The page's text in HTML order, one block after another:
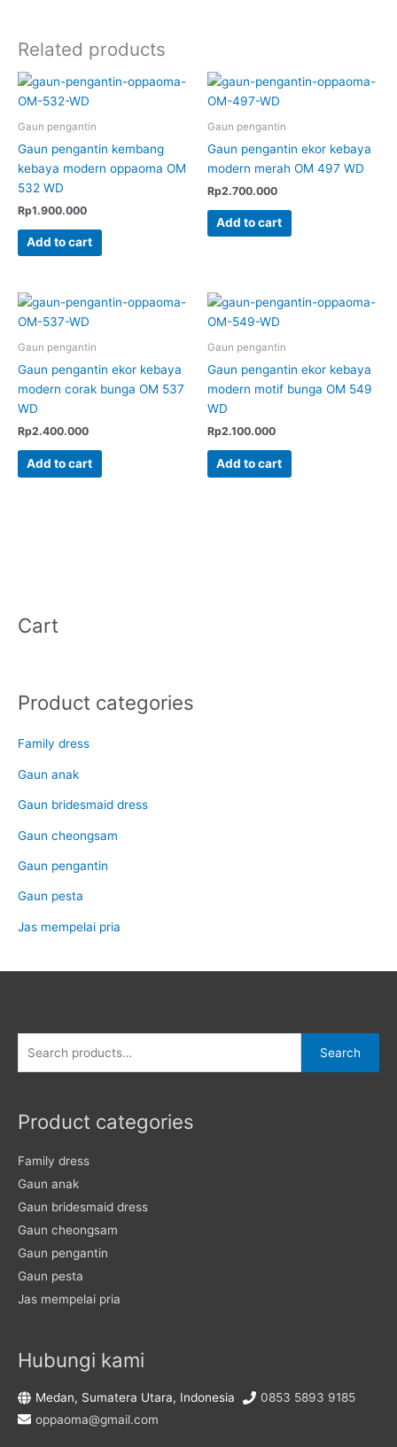
Related products
Gaun pengantin
Gaun pengantin kembang
kebaya modern oppaoma OM
532 WD
Rp1.900.000
Add to cart
Gaun pengantin
Gaun pengantin ekor kebaya
modern merah OM 497 WD
Rp2.700.000
Add to cart
Gaun pengantin
Gaun pengantin ekor kebaya
modern corak bunga OM 537
WD
Rp2.400.000
Add to cart
Gaun pengantin
Gaun pengantin ekor kebaya
modern motif bunga OM 549
WD
Rp2.100.000
Add to cart
Cart
Product categories
Family dress
Gaun anak
Gaun bridesmaid dress
Gaun cheongsam
Gaun pengantin
Gaun pesta
Jas mempelai pria
for:
Search
Product categories
Family dress
Gaun anak
Gaun bridesmaid dress
Gaun cheongsam
Gaun pengantin
Gaun pesta
Jas mempelai pria
Hubungi kami
Medan, Sumatera Utara, Indonesia
0853 5893 9185
oppaoma@gmail.com